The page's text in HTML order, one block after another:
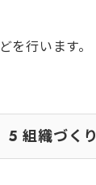
を行います。
5組織づくり